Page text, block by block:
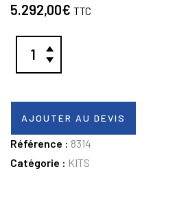
5.292,00€ TTC
AJOUTER AU DEVIS
Référence : 8314
Catégorie : KITS